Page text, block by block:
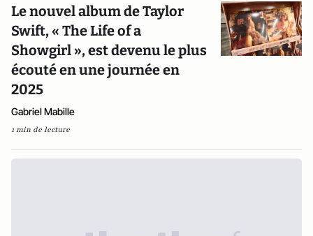
Le nouvel album de Taylor
Swift, « The Life of a
Showgirl », est devenu le plus
écouté en une journée en
2025
Gabriel Mabille
1 min de lecture